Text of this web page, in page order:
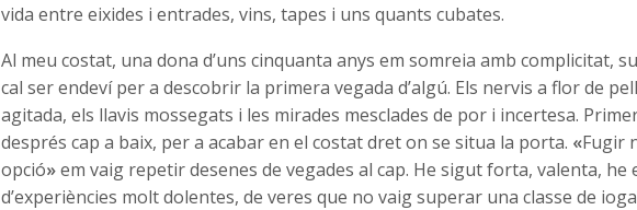
vida entre eixides i entrades, vins, tapes i uns quants cubates.
Al meu costat, una dona d’uns cinquanta anys em somreia amb complicitat,
cal ser endeví per a descobrir la primera vegada d’algú. Els nervis a flor de
agitada, els llavis mossegats i les mirades mesclades de por i incertesa.
després cap a baix, per a acabar en el costat dret on se situa la porta. «Fugir
opció»em vaig repetir desenes de vegades al cap. He sigut forta, valenta, he
d’experiències molt dolentes, de veres que no vaig superar una classe de